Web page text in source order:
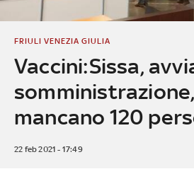
Vaccini:Sissa,
somministrazione,
mancano 120
FRIULI VENEZIA GIULIA
22 feb 2021 - 17:49